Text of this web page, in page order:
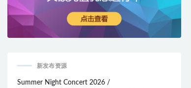
新发布资源
Summer Night Concert 2026 /